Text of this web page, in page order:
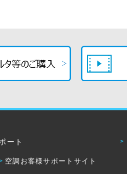
ート
空調お客様サポートサイト